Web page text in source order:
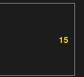
15